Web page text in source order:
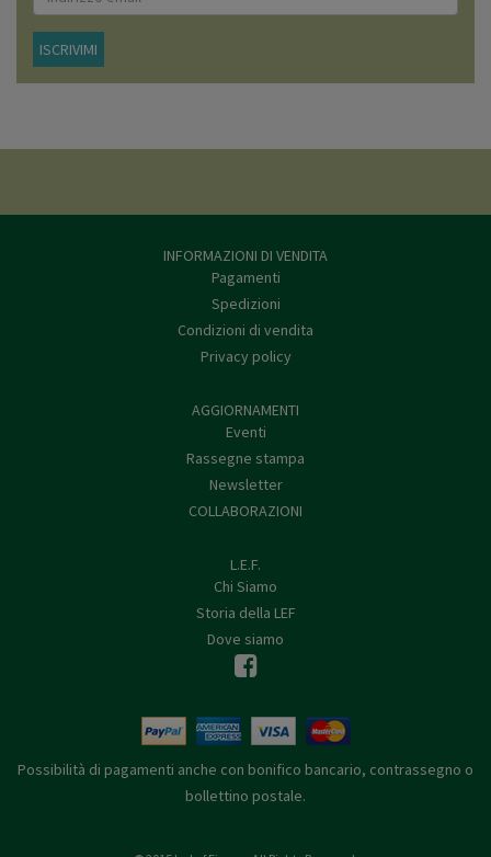
ISCRIVIMI
INFORMAZIONI DI VENDITA
Pagamenti
Spedizioni
Condizioni di vendita
Privacy policy
AGGIORNAMENTI
Eventi
Rassegne stampa
Newsletter
COLLABORAZIONI
L.E.F.
Chi Siamo
Storia della LEF
Dove siamo
Possibilità di pagamenti anche con bonifico bancario, contrassegno o
bollettino postale.